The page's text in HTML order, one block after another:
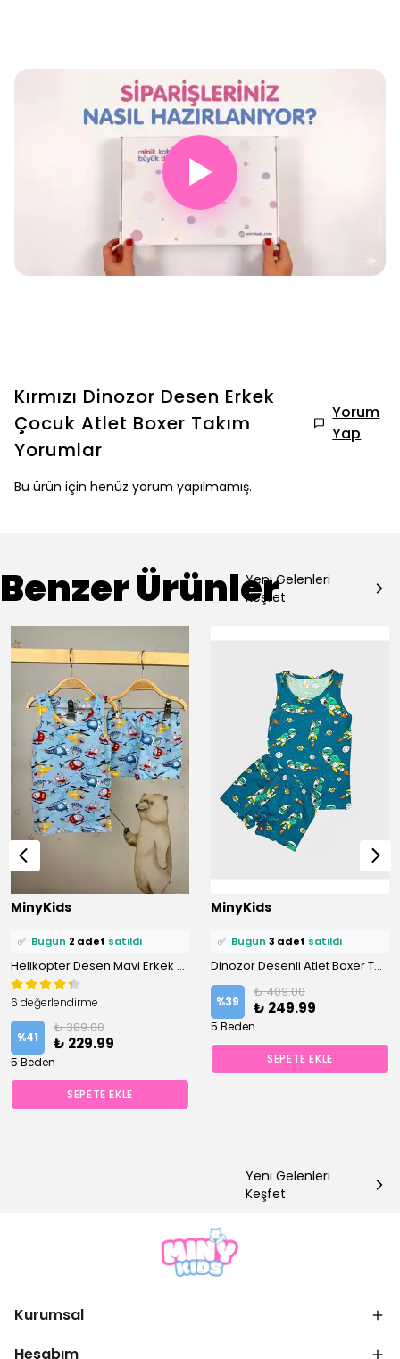
▶
Kırmızı Dinozor Desen Erkek
Çocuk Atlet Boxer Takım
Yorumlar
Yorum
Yap
Bu ürün için henüz yorum yapılmamış.
Benzer ÜrünlerYeni Gelenleri
Keşfet
MinyKids
⭐️ Bu ürünü4 kişifavoriledi!
3 kişi
✅ Bugün 2 adet satıldı
Helikopter Desen Mavi Erkek Çocuk Atlet Boxer Takım
6 değerlendirme
%41
₺ 389.00
₺ 229.99
5 Beden
SEPETE EKLE
MinyKids
4 kişi
✅ Bugün 3 adet satıldı
Dinozor Desenli Atlet Boxer Takımı
%39
₺ 409.00
₺ 249.99
5 Beden
SEPETE EKLE
Yeni Gelenleri
Keşfet
Kurumsal
Hesabım